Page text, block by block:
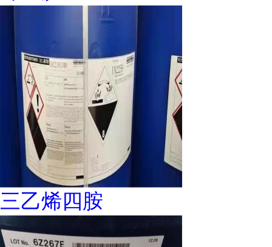
三乙烯四胺